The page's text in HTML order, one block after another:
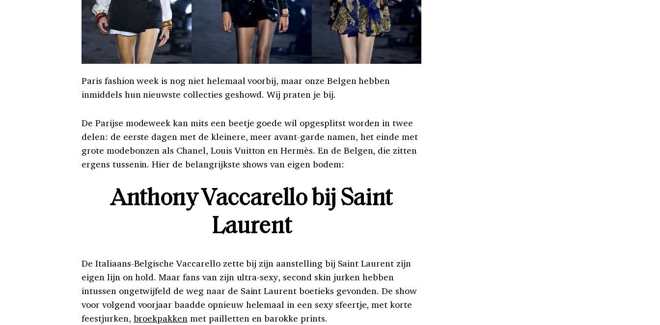
Paris fashion week is nog niet helemaal voorbij, maar onze Belgen hebben
inmiddels hun nieuwste collecties geshowd. Wij praten je bij.
De Parijse modeweek kan mits een beetje goede wil opgesplitst worden in twee
delen: de eerste dagen met de kleinere, meer avant-garde namen, het einde met
grote modebonzen als Chanel, Louis Vuitton en Hermès. En de Belgen, die zitten
ergens tussenin. Hier de belangrijkste shows van eigen bodem:
Anthony Vaccarello bij Saint
Laurent
De Italiaans-Belgische Vaccarello zette bij zijn aanstelling bij Saint Laurent zijn
eigen lijn on hold. Maar fans van zijn ultra-sexy, second skin jurken hebben
intussen ongetwijfeld de weg naar de Saint Laurent boetieks gevonden. De show
voor volgend voorjaar baadde opnieuw helemaal in een sexy sfeertje, met korte
feestjurken, broekpakken met pailletten en barokke prints.